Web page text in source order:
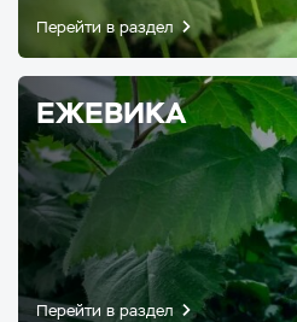
Перейти в раздел
ЕЖЕВИКА
Перейти в раздел